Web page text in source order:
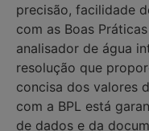
precisão, facilidade
com as Boas
analisador de água
resolução que
concisa dos valores
com a BPL está
de dados e da